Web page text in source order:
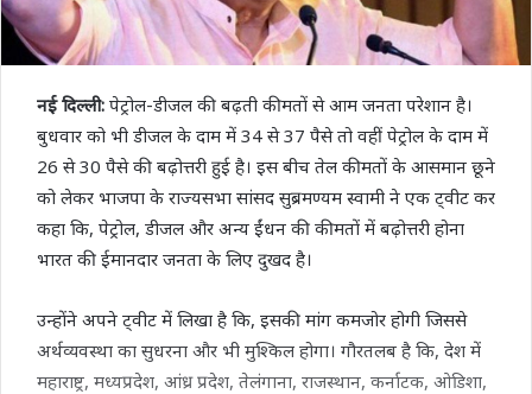
नई दिल्ली: पेट्रोल-डीजल की बढ़ती कीमतों से आम जनता परेशान है।
बुधवार को भी डीजल के दाम में 34 से 37 पैसे तो वहीं पेट्रोल के दाम में
26 से 30 पैसे की बढ़ोत्तरी हुई है। इस बीच तेल कीमतों के आसमान छूने
को लेकर भाजपा के राज्यसभा सांसद सुब्रमण्यम स्वामी ने एक ट्वीट कर
कहा कि, पेट्रोल, डीजल और अन्य ईंधन की कीमतों में बढ़ोत्तरी होना
भारत की ईमानदार जनता के लिए दुखद है।
उन्होंने अपने ट्वीट में लिखा है कि, इसकी मांग कमजोर होगी जिससे
अर्थव्यवस्था का सुधरना और भी मुश्किल होगा। गौरतलब है कि, देश में
महाराष्ट्र, मध्यप्रदेश, आंध्र प्रदेश, तेलंगाना, राजस्थान, कर्नाटक, ओडिशा,